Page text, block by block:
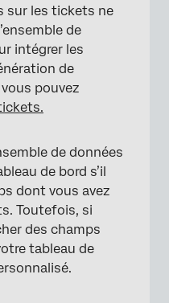
sur les tickets ne
de
intégrer les
de
pouvez
de données
de bord s’il
dont vous avez
Toutefois, si
des champs
tableau de